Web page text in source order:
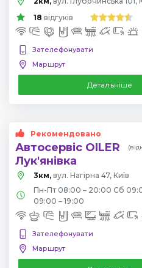
18 відгуків
Зателефонувати
Маршрут
Детальніше
Рекомендовано
Автосервіс OILER
Лук'янівка
3км, вул. Нагірна 47, Київ
Пн-Пт 08:00 – 20:00 Сб
09:00 – 19:00
Зателефонувати
Маршрут